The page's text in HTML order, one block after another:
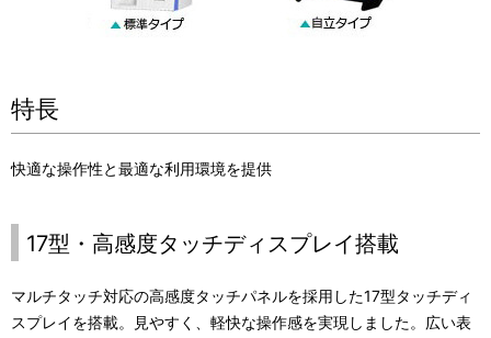
特長
快適な操作性と最適な利用環境を提供
17型・高感度タッチディスプレイ搭載
マルチタッチ対応の高感度タッチパネルを採用した17型タッチディ
スプレイを搭載。見やすく、軽快な操作感を実現しました。広い表